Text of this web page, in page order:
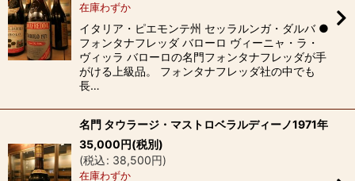
在庫わずか
イタリア・ピエモンテ州 セッラルンガ・ダルバ ●
フォンタナフレッダ バローロ ヴィーニャ・ラ・
ヴィッラ バローロの名門フォンタナフレッダが手
がける上級品。 フォンタナフレッダ社の中でも
長…
名門 タウラージ・マストロベラルディーノ1971年
35,000円(税別)
(税込: 38,500円)
在庫わずか